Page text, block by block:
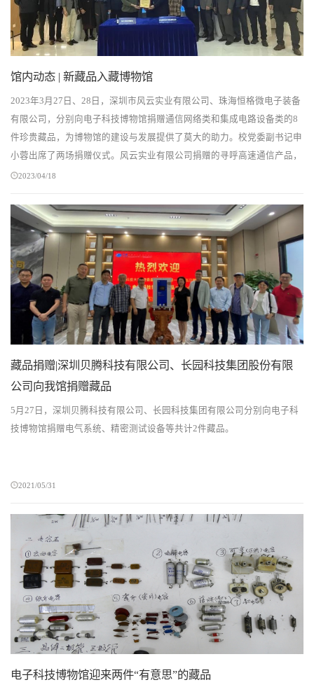
馆内动态 | 新藏品入藏博物馆
2023年3月27日、28日，深圳市风云实业有限公司、珠海恒格微电子装备
有限公司，分别向电子科技博物馆捐赠通信网络类和集成电路设备类的8
件珍贵藏品，为博物馆的建设与发展提供了莫大的助力。校党委副书记申
小蓉出席了两场捐赠仪式。风云实业有限公司捐赠的寻呼高速通信产品，
研发于1997年，是当时国内唯一的全系统高速寻...
2023/04/18
藏品捐赠|深圳贝腾科技有限公司、长园科技集团股份有限
公司向我馆捐赠藏品
5月27日，深圳贝腾科技有限公司、长园科技集团有限公司分别向电子科
技博物馆捐赠电气系统、精密测试设备等共计2件藏品。
2021/05/31
电子科技博物馆迎来两件“有意思”的藏品